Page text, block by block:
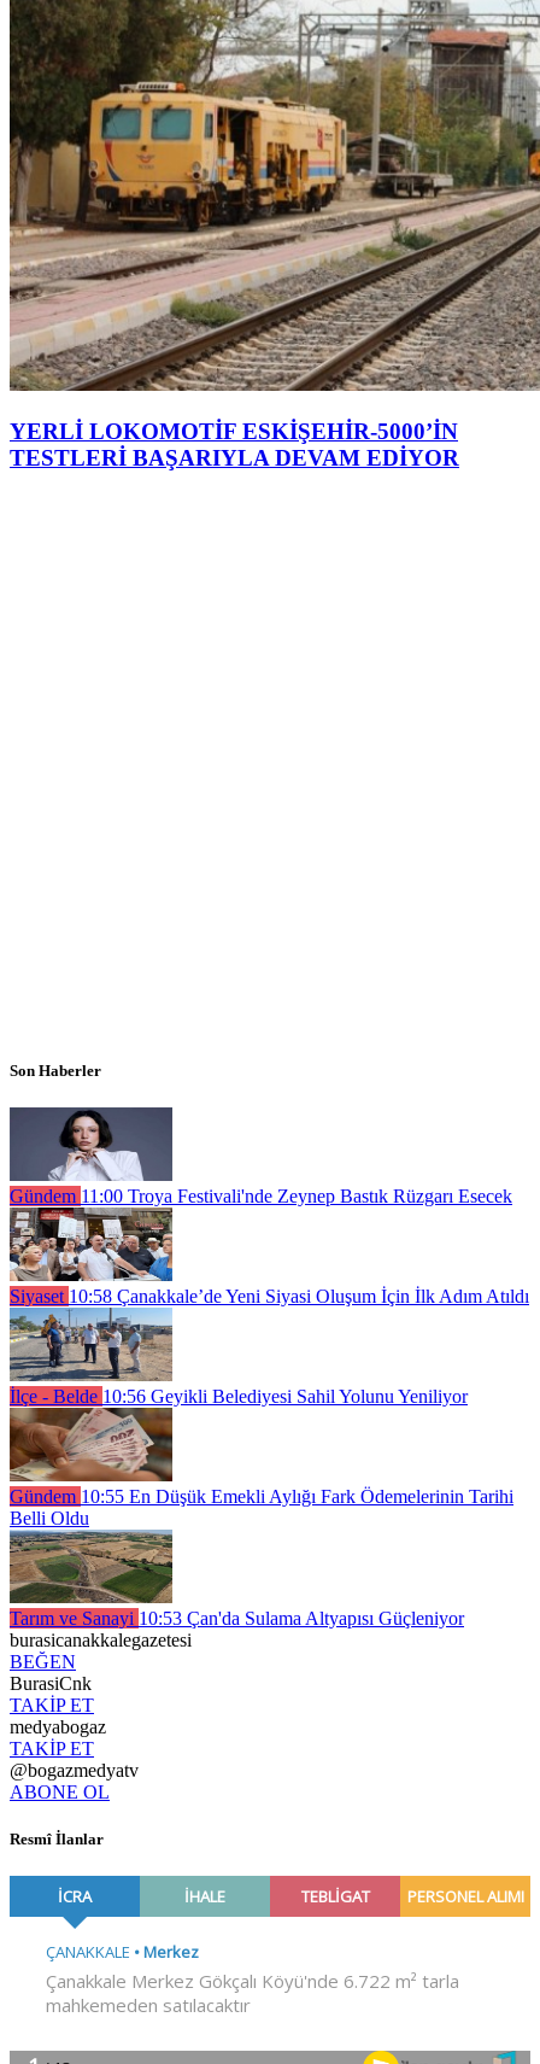
YERLİ LOKOMOTİF ESKİŞEHİR-5000’İN
TESTLERİ BAŞARIYLA DEVAM EDİYOR
Son Haberler
Gündem 11:00 Troya Festivali'nde Zeynep Bastık Rüzgarı Esecek
Siyaset 10:58 Çanakkale’de Yeni Siyasi Oluşum İçin İlk Adım Atıldı
İlçe - Belde 10:56 Geyikli Belediyesi Sahil Yolunu Yeniliyor
Gündem 10:55 En Düşük Emekli Aylığı Fark Ödemelerinin Tarihi
Belli Oldu
Tarım ve Sanayi 10:53 Çan'da Sulama Altyapısı Güçleniyor
burasicanakkalegazetesi
BEĞEN
BurasiCnk
TAKİP ET
medyabogaz
TAKİP ET
@bogazmedyatv
ABONE OL
Resmî İlanlar